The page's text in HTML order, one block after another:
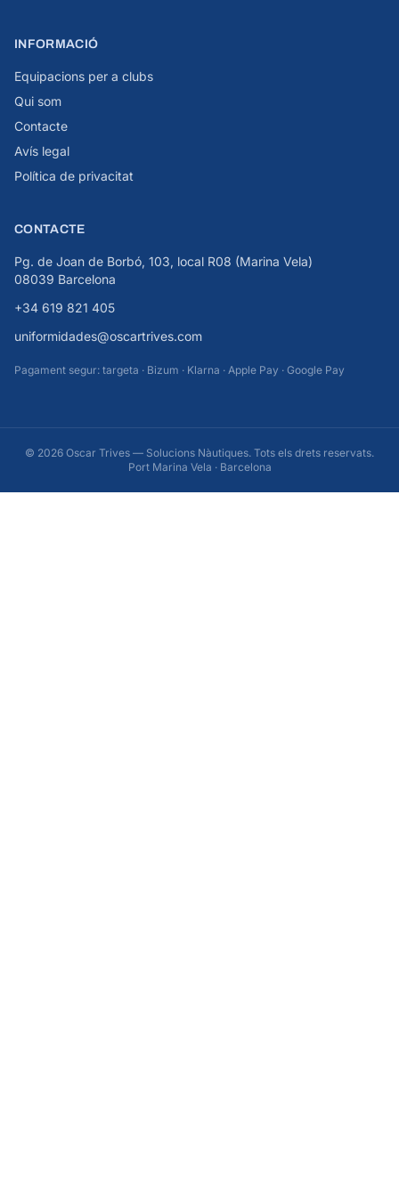
INFORMACIÓ
Equipacions per a clubs
Qui som
Contacte
Avís legal
Política de privacitat
CONTACTE
Pg. de Joan de Borbó, 103, local R08 (Marina Vela)
08039 Barcelona
+34 619 821 405
uniformidades@oscartrives.com
Pagament segur: targeta · Bizum · Klarna · Apple Pay · Google Pay
© 2026 Oscar Trives — Solucions Nàutiques. Tots els drets reservats.
Port Marina Vela · Barcelona